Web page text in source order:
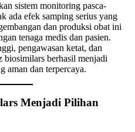
sistem monitoring pasca-
ada efek samping serius yang
dan produksi obat ini
tenaga medis dan pasien.
pengawasan ketat, dan
biosimilars berhasil menjadi
aman dan terpercaya.
Menjadi Pilihan